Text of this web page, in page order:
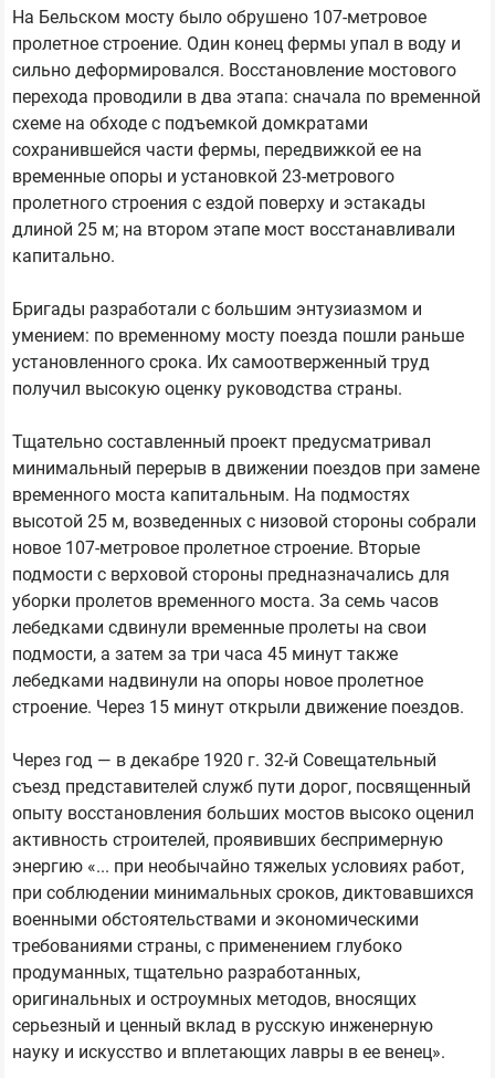
На Бельском мосту было обрушено 107-метровое
пролетное строение. Один конец фермы упал в воду и
сильно деформировался. Восстановление мостового
перехода проводили в два этапа: сначала по временной
схеме на обходе с подъемкой домкратами
сохранившейся части фермы, передвижкой ее на
временные опоры и установкой 23-метрового
пролетного строения с ездой поверху и эстакады
длиной 25 м; на втором этапе мост восстанавливали
капитально.
Бригады разработали с большим энтузиазмом и
умением: по временному мосту поезда пошли раньше
установленного срока. Их самоотверженный труд
получил высокую оценку руководства страны.
Тщательно составленный проект предусматривал
минимальный перерыв в движении поездов при замене
временного моста капитальным. На подмостях
высотой 25 м, возведенных с низовой стороны собрали
новое 107-метровое пролетное строение. Вторые
подмости с верховой стороны предназначались для
уборки пролетов временного моста. За семь часов
лебедками сдвинули временные пролеты на свои
подмости, а затем за три часа 45 минут также
лебедками надвинули на опоры новое пролетное
строение. Через 15 минут открыли движение поездов.
Через год — в декабре 1920 г. 32-й Совещательный
съезд представителей служб пути дорог, посвященный
опыту восстановления больших мостов высоко оценил
активность строителей, проявивших беспримерную
энергию «... при необычайно тяжелых условиях работ,
при соблюдении минимальных сроков, диктовавшихся
военными обстоятельствами и экономическими
требованиями страны, с применением глубоко
продуманных, тщательно разработанных,
оригинальных и остроумных методов, вносящих
серьезный и ценный вклад в русскую инженерную
науку и искусство и вплетающих лавры в ее венец».